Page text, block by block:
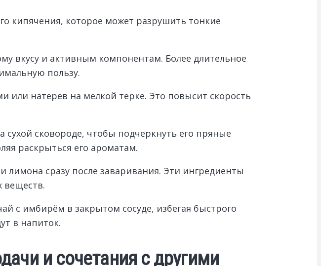
кипячения, которое может разрушить тонкие
вкусу и активным компонентам. Более длительное
пользу.
или натерев на мелкой терке. Это повысит скорость
сковороде, чтобы подчеркнуть его пряные
раскрыться его ароматам.
лимона сразу после заваривания. Эти ингредиенты
веществ.
с имбирём в закрытом сосуде, избегая быстрого
в напиток.
и сочетания с другими